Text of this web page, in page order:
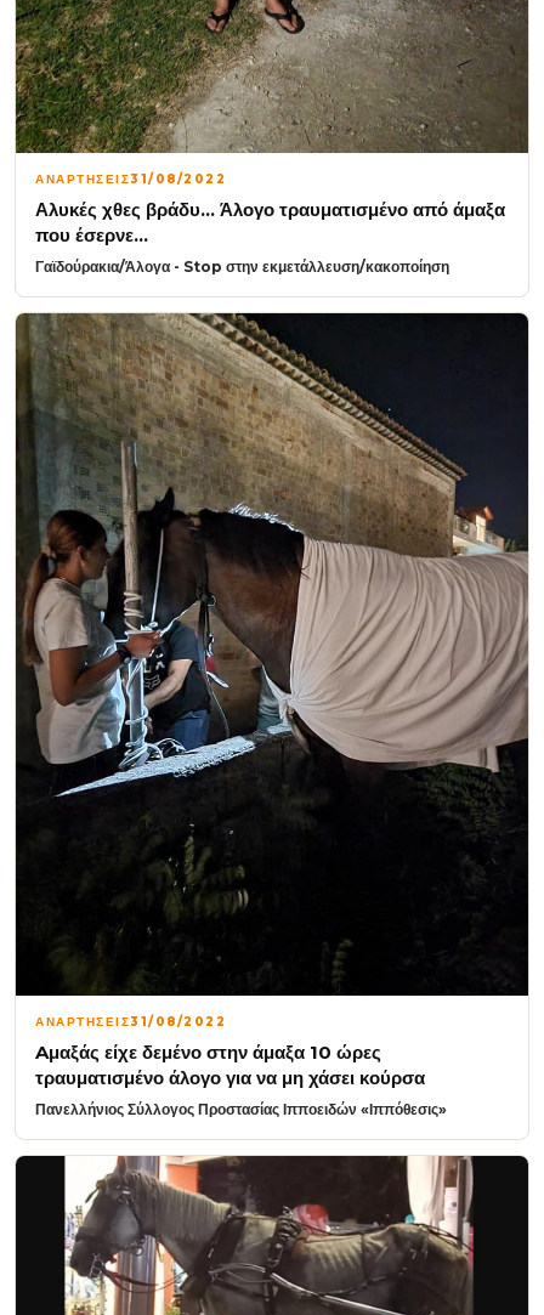
ΑΝΑΡΤΗΣΕΙΣ31/08/2022
Αλυκές χθες βράδυ… Άλογο τραυματισμένο από άμαξα
που έσερνε…
Γαϊδούρακια/Άλογα - Stop στην εκμετάλλευση/κακοποίηση
ΑΝΑΡΤΗΣΕΙΣ31/08/2022
Aμαξάς είχε δεμένο στην άμαξα 10 ώρες
τραυματισμένο άλογο για να μη χάσει κούρσα
Πανελλήνιος Σύλλογος Προστασίας Ιπποειδών «Ιππόθεσις»